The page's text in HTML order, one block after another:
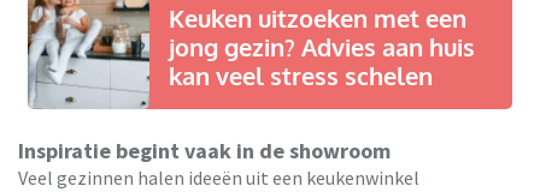
Keuken uitzoeken met een
jong gezin? Advies aan huis
kan veel stress schelen
Inspiratie begint vaak in de showroom
Veel gezinnen halen ideeën uit een keukenwinkel